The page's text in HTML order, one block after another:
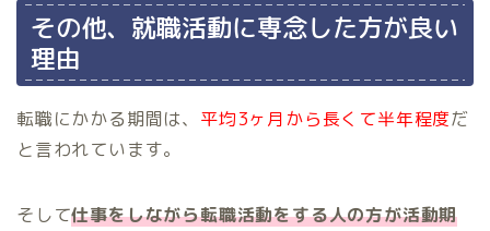
その他、就職活動に専念した方が良い
理由
転職にかかる期間は、 平均3ヶ月から長くて半年程度だ
と言われています。
そして仕事をしながら転職活動をする人の方が活動期